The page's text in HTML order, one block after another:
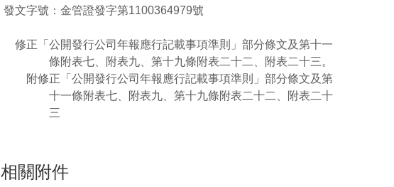
發文字號：金管證發字第1100364979號
修正「公開發行公司年報應行記載事項準則」部分條文及第十一
條附表七、附表九、第十九條附表二十二、附表二十三。
附修正「公開發行公司年報應行記載事項準則」部分條文及第
十一條附表七、附表九、第十九條附表二十二、附表二十
三
相關附件